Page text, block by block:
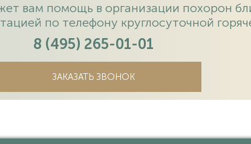
вам помощь в организации похорон
по телефону круглосуточной
8 (495) 265-01-01
ЗАКАЗАТЬ ЗВОНОК